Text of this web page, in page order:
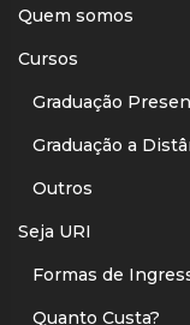
Quem somos
Cursos
Graduação
Graduação a
Outros
Seja URI
Formas de
Quanto Custa?